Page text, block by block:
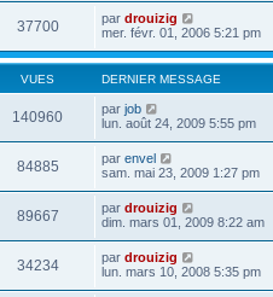
37700 par drouizig
mer. févr. 01, 2006 5:21 pm
VUES DERNIER MESSAGE
140960 par job
lun. août 24, 2009 5:55 pm
84885 par envel
sam. mai 23, 2009 1:27 pm
89667 par drouizig
dim. mars 01, 2009 8:22 am
34234 par drouizig
lun. mars 10, 2008 5:35 pm